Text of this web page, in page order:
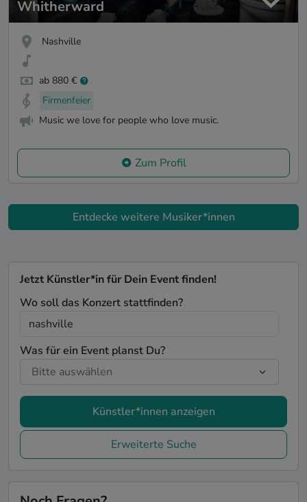
Whitherward
Nashville
ab 880 €
Firmenfeier
Music we love for people who love music.
Zum Profil
Entdecke weitere Musiker*innen
Jetzt Künstler*in für Dein Event finden!
Wo soll das Konzert stattfinden?
Was für ein Event planst Du?
Künstler*innen anzeigen
Erweiterte Suche